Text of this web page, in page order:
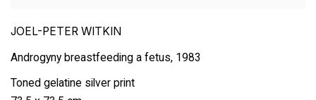
JOEL-PETER WITKIN
Androgyny breastfeeding a fetus, 1983
Toned gelatine silver print